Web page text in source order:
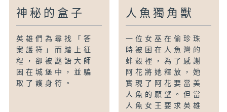
神秘的盒子
英雄們為尋找「答
案護符」而踏上征
程，卻被謎語大師
困在城堡中，並騙
取了護身符。
人魚獨角獸
一位女巫在偷珍珠
時被困在人魚灣的
蚌殼裡，為了感謝
阿花將她釋放，她
實現了阿花要當美
人魚的願望。但當
人魚女王要求英雄